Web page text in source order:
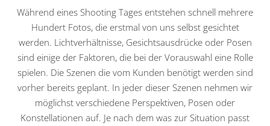
Während eines Shooting Tages entstehen schnell mehrere
Hundert Fotos, die erstmal von uns selbst gesichtet
werden. Lichtverhältnisse, Gesichtsausdrücke oder Posen
sind einige der Faktoren, die bei der Vorauswahl eine Rolle
spielen. Die Szenen die vom Kunden benötigt werden sind
vorher bereits geplant. In jeder dieser Szenen nehmen wir
möglichst verschiedene Perspektiven, Posen oder
Konstellationen auf. Je nach dem was zur Situation passt